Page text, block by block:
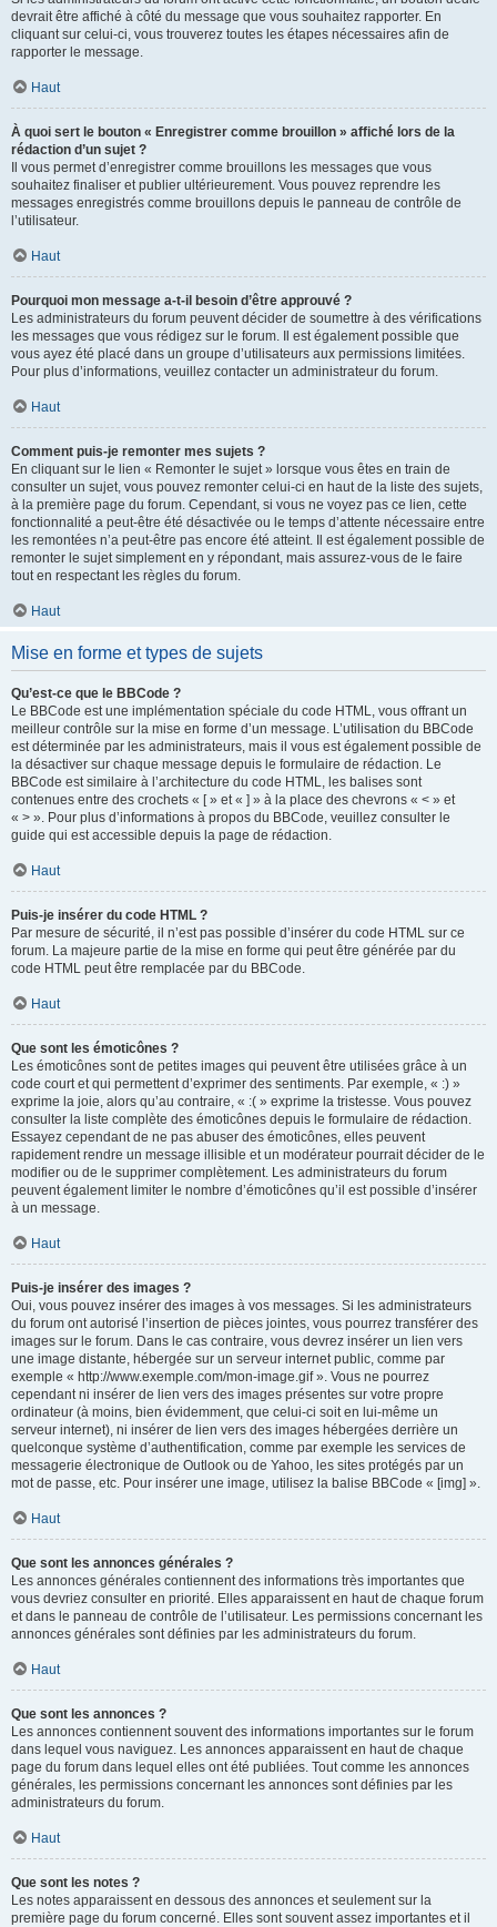
devrait être affiché à côté du message que vous souhaitez rapporter. En
cliquant sur celui-ci, vous trouverez toutes les étapes nécessaires afin de
rapporter le message.
Haut
À quoi sert le bouton « Enregistrer comme brouillon » affiché lors de la
rédaction d’un sujet ?
Il vous permet d’enregistrer comme brouillons les messages que vous
souhaitez finaliser et publier ultérieurement. Vous pouvez reprendre les
messages enregistrés comme brouillons depuis le panneau de contrôle de
l’utilisateur.
Haut
Pourquoi mon message a-t-il besoin d’être approuvé ?
Les administrateurs du forum peuvent décider de soumettre à des vérifications
les messages que vous rédigez sur le forum. Il est également possible que
vous ayez été placé dans un groupe d’utilisateurs aux permissions limitées.
Pour plus d’informations, veuillez contacter un administrateur du forum.
Haut
Comment puis-je remonter mes sujets ?
En cliquant sur le lien « Remonter le sujet » lorsque vous êtes en train de
consulter un sujet, vous pouvez remonter celui-ci en haut de la liste des sujets,
à la première page du forum. Cependant, si vous ne voyez pas ce lien, cette
fonctionnalité a peut-être été désactivée ou le temps d’attente nécessaire entre
les remontées n’a peut-être pas encore été atteint. Il est également possible de
remonter le sujet simplement en y répondant, mais assurez-vous de le faire
tout en respectant les règles du forum.
Haut
Mise en forme et types de sujets
Qu’est-ce que le BBCode ?
Le BBCode est une implémentation spéciale du code HTML, vous offrant un
meilleur contrôle sur la mise en forme d’un message. L’utilisation du BBCode
est déterminée par les administrateurs, mais il vous est également possible de
la désactiver sur chaque message depuis le formulaire de rédaction. Le
BBCode est similaire à l’architecture du code HTML, les balises sont
contenues entre des crochets « [ » et « ] » à la place des chevrons « < » et
« > ». Pour plus d’informations à propos du BBCode, veuillez consulter le
guide qui est accessible depuis la page de rédaction.
Haut
Puis-je insérer du code HTML ?
Par mesure de sécurité, il n’est pas possible d’insérer du code HTML sur ce
forum. La majeure partie de la mise en forme qui peut être générée par du
code HTML peut être remplacée par du BBCode.
Haut
Que sont les émoticônes ?
Les émoticônes sont de petites images qui peuvent être utilisées grâce à un
code court et qui permettent d’exprimer des sentiments. Par exemple, « :) »
exprime la joie, alors qu’au contraire, « :( » exprime la tristesse. Vous pouvez
consulter la liste complète des émoticônes depuis le formulaire de rédaction.
Essayez cependant de ne pas abuser des émoticônes, elles peuvent
rapidement rendre un message illisible et un modérateur pourrait décider de le
modifier ou de le supprimer complètement. Les administrateurs du forum
peuvent également limiter le nombre d’émoticônes qu’il est possible d’insérer
à un message.
Haut
Puis-je insérer des images ?
Oui, vous pouvez insérer des images à vos messages. Si les administrateurs
du forum ont autorisé l’insertion de pièces jointes, vous pourrez transférer des
images sur le forum. Dans le cas contraire, vous devrez insérer un lien vers
une image distante, hébergée sur un serveur internet public, comme par
exemple « http://www.exemple.com/mon-image.gif ». Vous ne pourrez
cependant ni insérer de lien vers des images présentes sur votre propre
ordinateur (à moins, bien évidemment, que celui-ci soit en lui-même un
serveur internet), ni insérer de lien vers des images hébergées derrière un
quelconque système d’authentification, comme par exemple les services de
messagerie électronique de Outlook ou de Yahoo, les sites protégés par un
mot de passe, etc. Pour insérer une image, utilisez la balise BBCode « [img] ».
Haut
Que sont les annonces générales ?
Les annonces générales contiennent des informations très importantes que
vous devriez consulter en priorité. Elles apparaissent en haut de chaque forum
et dans le panneau de contrôle de l’utilisateur. Les permissions concernant les
annonces générales sont définies par les administrateurs du forum.
Haut
Que sont les annonces ?
Les annonces contiennent souvent des informations importantes sur le forum
dans lequel vous naviguez. Les annonces apparaissent en haut de chaque
page du forum dans lequel elles ont été publiées. Tout comme les annonces
générales, les permissions concernant les annonces sont définies par les
administrateurs du forum.
Haut
Que sont les notes ?
Les notes apparaissent en dessous des annonces et seulement sur la
première page du forum concerné. Elles sont souvent assez importantes et il